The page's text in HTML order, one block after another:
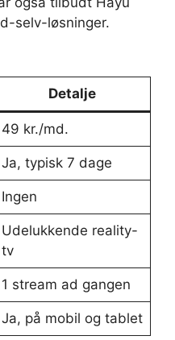
selv-løsninger.
Detalje
49 kr./md.
Ja, typisk 7 dage
Ingen
Udelukkende reality-
tv
1 stream ad gangen
Ja, på mobil og tablet